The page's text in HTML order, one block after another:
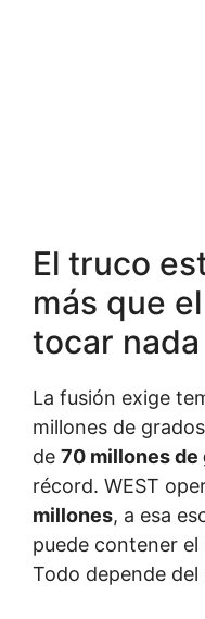
El truco
más que
tocar nada
La fusión exige
millones de
de 70 millones de
récord. WEST
millones, a esa
puede contener
Todo depende